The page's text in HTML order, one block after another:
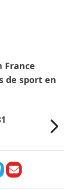
France
de sport en